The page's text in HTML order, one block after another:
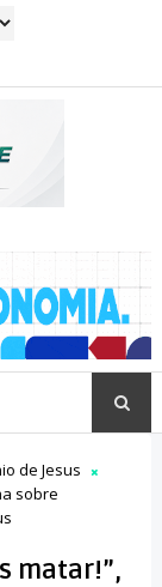
de Jesus
sobre
matar!”,